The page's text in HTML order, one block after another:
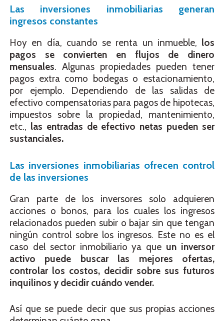
Las inversiones inmobiliarias generan
ingresos constantes
Hoy en día, cuando se renta un inmueble, los
pagos se convierten en flujos de dinero
mensuales. Algunas propiedades pueden tener
pagos extra como bodegas o estacionamiento,
por ejemplo. Dependiendo de las salidas de
efectivo compensatorias para pagos de hipotecas,
impuestos sobre la propiedad, mantenimiento,
etc., las entradas de efectivo netas pueden ser
sustanciales.
Las inversiones inmobiliarias ofrecen control
de las inversiones
Gran parte de los inversores solo adquieren
acciones o bonos, para los cuales los ingresos
relacionados pueden subir o bajar sin que tengan
ningún control sobre los ingresos. Este no es el
caso del sector inmobiliario ya que un inversor
activo puede buscar las mejores ofertas,
controlar los costos, decidir sobre sus futuros
inquilinos y decidir cuándo vender.
Así que se puede decir que sus propias acciones